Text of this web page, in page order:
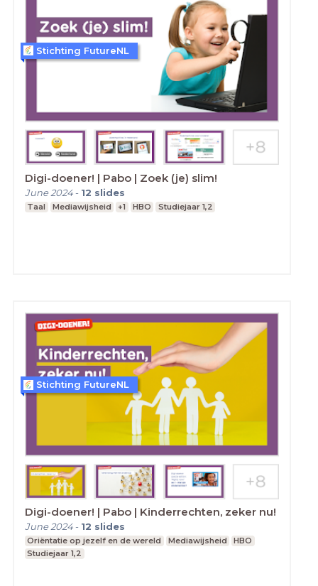
Digi-doener! | Pabo | Zoek (je) slim!
June 2024- 12 slides
Taal Mediawijsheid +1 HBO Studiejaar 1,2
Stichting FutureNL
Digi-doener! | Pabo | Kinderrechten, zeker nu!
June 2024- 12 slides
Oriëntatie op jezelf en de wereld Mediawijsheid
HBO
Studiejaar 1,2
Stichting FutureNL